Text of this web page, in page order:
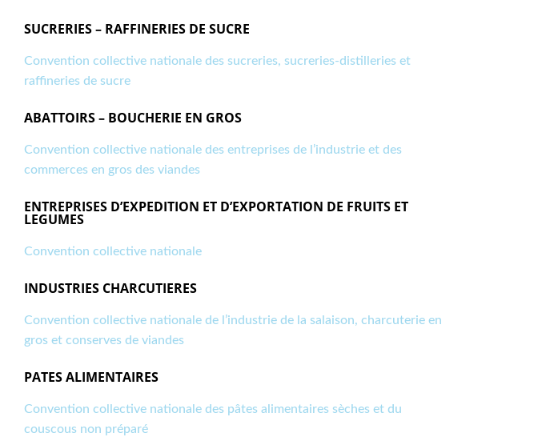
SUCRERIES – RAFFINERIES DE SUCRE
Convention collective nationale des sucreries, sucreries-distilleries et
raffineries de sucre
ABATTOIRS – BOUCHERIE EN GROS
Convention collective nationale des entreprises de l’industrie et des
commerces en gros des viandes
ENTREPRISES D’EXPEDITION ET D’EXPORTATION DE FRUITS ET
LEGUMES
Convention collective nationale
INDUSTRIES CHARCUTIERES
Convention collective nationale de l’industrie de la salaison, charcuterie en
gros et conserves de viandes
PATES ALIMENTAIRES
Convention collective nationale des pâtes alimentaires sèches et du
couscous non préparé